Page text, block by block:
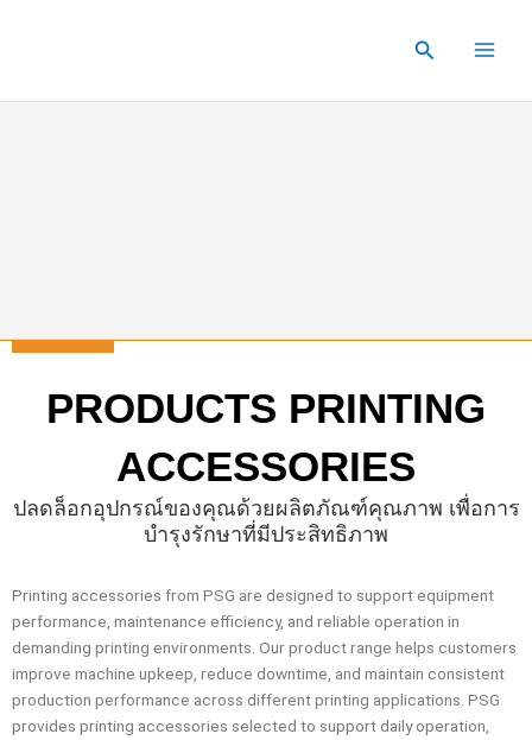
Search
PRODUCTS PRINTING
ACCESSORIES
ปลดล็อกอุปกรณ์ของคุณด้วยผลิตภัณฑ์คุณภาพ เพื่อการ
บำรุงรักษาที่มีประสิทธิภาพ
Printing accessories from PSG are designed to support equipment
performance, maintenance efficiency, and reliable operation in
demanding printing environments. Our product range helps customers
improve machine upkeep, reduce downtime, and maintain consistent
production performance across different printing applications. PSG
provides printing accessories selected to support daily operation,